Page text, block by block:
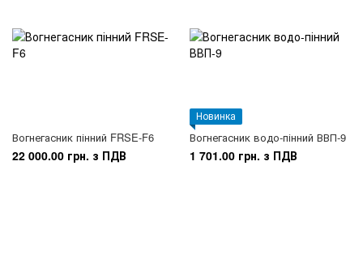
Вогнегасник пінний FRSE-F6
22 000.00 грн. з ПДВ
Новинка
Вогнегасник водо-пінний ВВП-9
1 701.00 грн. з ПДВ